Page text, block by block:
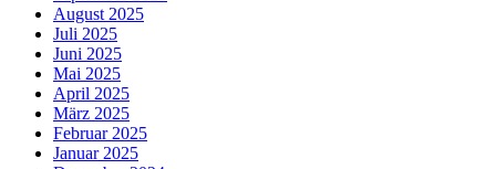
August 2025
Juli 2025
Juni 2025
Mai 2025
April 2025
März 2025
Februar 2025
Januar 2025